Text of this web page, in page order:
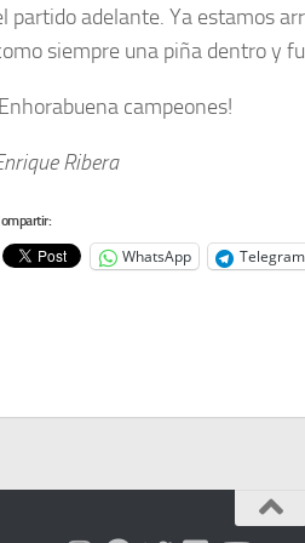
partido adelante. Ya estamos
siempre una piña dentro y
campeones!
Ribera
WhatsApp Telegram